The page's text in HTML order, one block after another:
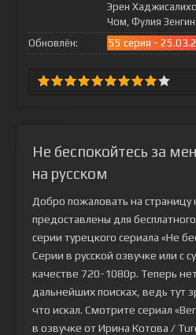
Эрен
Чом, Фулия
Обновлён:
55 серия -
Не беспокойтесь за
на русском
Добро пожаловать на страницу
предоставлены для
серии турецкого сериала «Не
Серии в русской озвучке или с
качестве 720-1080p. Теперь
дальнейших поисках, ведь тут
что искал. Смотрите сериал
в озвучке от Ирина Котова /